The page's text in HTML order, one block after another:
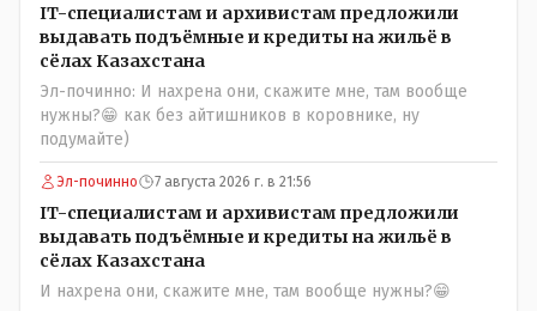
- все эти вопросы можно решать и устранять эти сбои и
удалённо - лёжа на диване, в городе. Но, этих
современных и оцифрованных МТФ критично мало для
массового переезда лохматых и обкуренных молодых
ребят из города в село, да и те МТФ я по опыту
подозреваю, скоро перейдут на обслуживание с
помошью кувалды, китайского скотча, алюминевой
проволоки и русского мата. Вот где работать в селе
именно АРХИВАРИУСАМ - понятие не имею- допустим
все мои архивы по работе и по семейной жизни -
помещаются в одну дешёвую китайскую флешку
Впрочем, не надо гадать: - это замутили УМНЫЕ люди
IT-специалистам и архивистам предложили
выдавать подъёмные и кредиты на жильё в
сёлах Казахстана
Эл-починно: И нахрена они, скажите мне, там вообще
нужны?😁 как без айтишников в коровнике, ну
подумайте)
Эл-починно 7 августа 2026 г. в 21:56
IT-специалистам и архивистам предложили
выдавать подъёмные и кредиты на жильё в
сёлах Казахстана
И нахрена они, скажите мне, там вообще нужны?😁